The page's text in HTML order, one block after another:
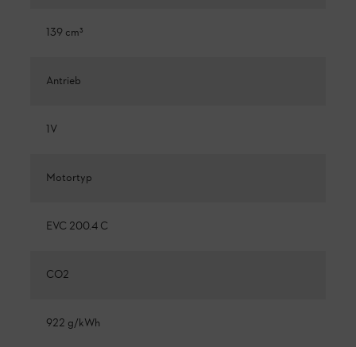
139 cm³
Antrieb
1V
Motortyp
EVC 200.4 C
CO2
922 g/kWh